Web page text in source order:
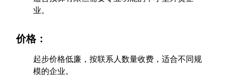
业。
价格：
起步价格低廉，按联系人数量收费，适合不同规
模的企业。